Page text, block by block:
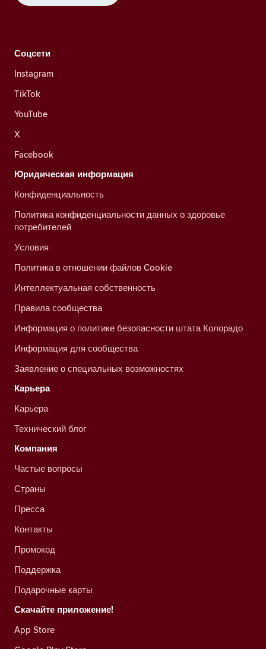
Соцсети
Instagram
TikTok
YouTube
X
Facebook
Юридическая информация
Конфиденциальность
Политика конфиденциальности данных о здоровье
потребителей
Условия
Политика в отношении файлов Cookie
Интеллектуальная собственность
Правила сообщества
Информация о политике безопасности штата Колорадо
Информация для сообщества
Заявление о специальных возможностях
Карьера
Карьера
Технический блог
Компания
Частые вопросы
Страны
Пресса
Контакты
Промокод
Поддержка
Подарочные карты
Скачайте приложение!
App Store